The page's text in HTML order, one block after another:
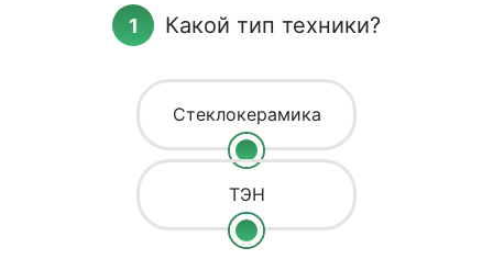
Какой тип техники?
Стеклокерамика
ТЭН